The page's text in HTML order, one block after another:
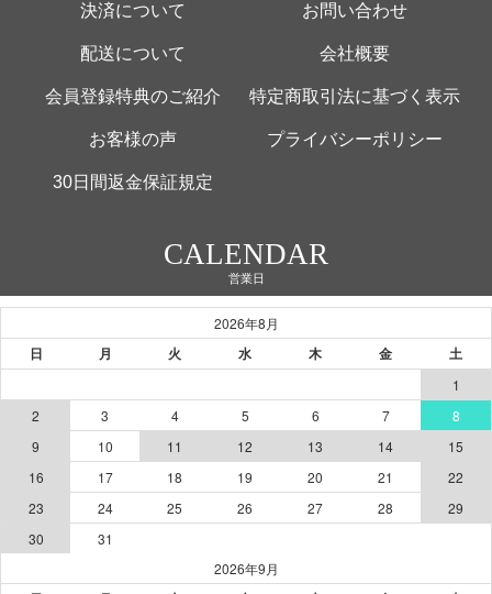
決済について お問い合わせ
配送について 会社概要
会員登録特典のご紹介 特定商取引法に基づく表示
お客様の声 プライバシーポリシー
30日間返金保証規定
CALENDAR
営業日